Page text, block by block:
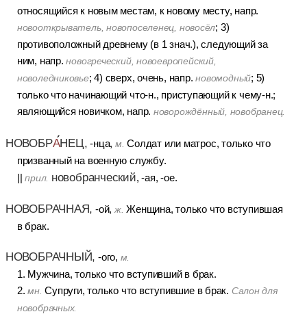
относящийся к новым местам, к новому месту, напр.
новооткрыватель, новопоселенец, новосёл; 3)
противоположный древнему (в 1 знач.), следующий за
ним, напр.новогреческий, новоевропейский,
новоледниковье; 4) сверх, очень, напр.новомодный; 5)
только что начинающий что-н., приступающий к чему-н.;
являющийся новичком, напр. новорождённый, новобранец.
НОВОБРАНЕЦ, -нца, м. Солдат или матрос, только что
призванный на военную службу.
||прил. новобранческий, -ая, -ое.
НОВОБРАЧНАЯ, -ой, ж. Женщина, только что вступившая
в брак.
НОВОБРАЧНЫЙ, -ого, м.
1. Мужчина, только что вступивший в брак.
2.мн. Супруги, только что вступившие в брак. Салон для
новобрачных.